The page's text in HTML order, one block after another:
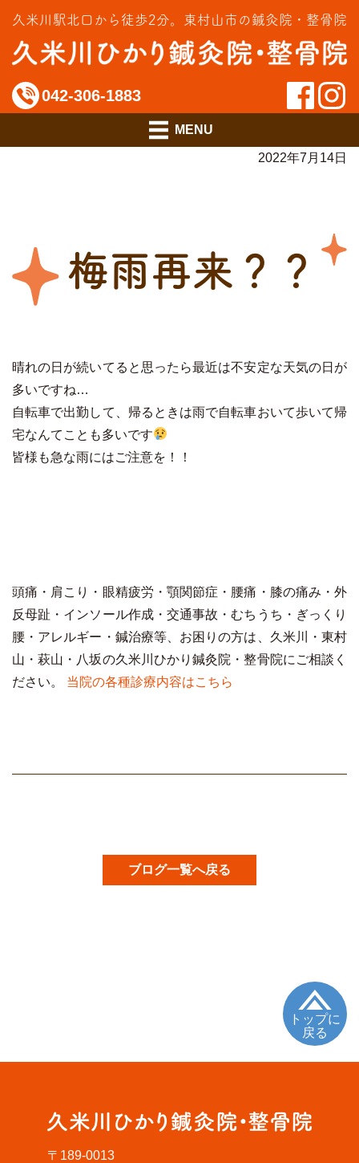
久米川駅北口から徒歩2分。 東村山市の鍼灸院・整骨院
042-306-1883
料金のご案内
アクセス
2022年7月14日
梅雨再来？？
晴れの日が続いてると思ったら最近は不安定な天気の日が
多いですね…
自転車で出勤して、帰るときは雨で自転車おいて歩いて帰
宅なんてことも多いです
皆様も急な雨にはご注意を！！
頭痛・肩こり・眼精疲労・顎関節症・腰痛・膝の痛み・外
反母趾・インソール作成・交通事故・むちうち・ぎっくり
腰・アレルギー・鍼治療等、お困りの方は、久米川・東村
山・萩山・八坂の久米川ひかり鍼灸院・整骨院にご相談く
ださい。 当院の各種診療内容はこちら
ブログ一覧へ戻る
トップに
戻る
〒189-0013